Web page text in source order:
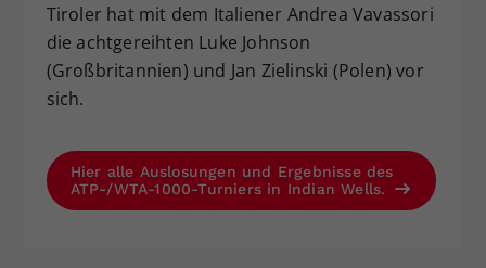
Tiroler hat mit dem Italiener Andrea Vavassori
die achtgereihten Luke Johnson
(Großbritannien) und Jan Zielinski (Polen) vor
sich.
Hier alle Auslosungen und Ergebnisse des
ATP-/WTA-1000-Turniers in Indian Wells.